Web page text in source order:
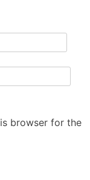
browser for the